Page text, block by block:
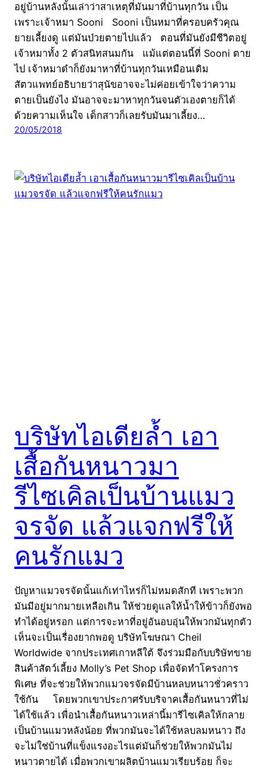
อยู่บ้านหลังนั้นเล่าว่าสาเหตุที่มันมาที่บ้านทุกวัน เป็น
เพราะเจ้าหมา Sooni Sooni เป็นหมาที่ครอบครัวคุณ
ยายเลี้ยงดู แต่มันป่วยตายไปแล้ว ตอนที่มันยังมีชีวิตอยู่
เจ้าหมาทั้ง 2 ตัวสนิทสนมกัน แม้แต่ตอนนี้ที่ Sooni ตาย
ไป เจ้าหมาดำก็ยังมาหาที่บ้านทุกวันเหมือนเดิม
สัตวแพทย์อธิบายว่าสุนัขอาจจะไม่ค่อยเข้าใจว่าความ
ตายเป็นยังไง มันอาจจะมาหาทุกวันจนตัวเองตายก็ได้
ด้วยความเห็นใจ เด็กสาวก็เลยรับมันมาเลี้ยง…
20/05/2018
บริษัทไอเดียล้ำ เอา
เสื้อกันหนาวมา
รีไซเคิลเป็นบ้านแมว
จรจัด แล้วแจกฟรีให้
คนรักแมว
ปัญหาแมวจรจัดนั้นแก้เท่าไหร่ก็ไม่หมดสักที เพราะพวก
มันมีอยู่มากมายเหลือเกิน ให้ช่วยดูแลให้น้ำให้ข้าวก็ยังพอ
ทำได้อยู่หรอก แต่การจะหาที่อยู่อันอบอุ่นให้พวกมันทุกตัว
เห็นจะเป็นเรื่องยากพอดู บริษัทโฆษณา Cheil
Worldwide จากประเทศเกาหลีใต้ จึงร่วมมือกับบริษัทขาย
สินค้าสัตว์เลี้ยง Molly’s Pet Shop เพื่อจัดทำโครงการ
พิเศษ ที่จะช่วยให้พวกแมวจรจัดมีบ้านหลบหนาวชั่วคราว
ใช้กัน โดยพวกเขาประกาศรับบริจาคเสื้อกันหนาวที่ไม่
ได้ใช้แล้ว เพื่อนำเสื้อกันหนาวเหล่านี้มารีไซเคิลให้กลาย
เป็นบ้านแมวหลังน้อย ที่พวกมันจะได้ใช้หลบลมหนาว ถึง
จะไม่ใช่บ้านที่แข็งแรงอะไรแต่มันก็ช่วยให้พวกมันไม่
หนาวตายได้ เมื่อพวกเขาผลิตบ้านแมวเรียบร้อย ก็จะ